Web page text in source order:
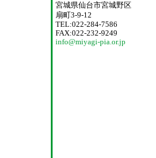
宮城県仙台市宮城野区
扇町3-9-12
TEL:022-284-7586
FAX:022-232-9249
info@miyagi-pia.or.jp